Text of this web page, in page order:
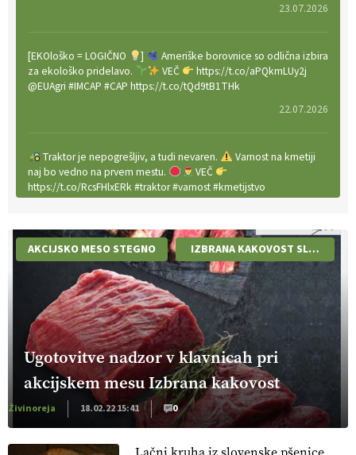
23.07.2026
[EKOloško = LOGIČNO ]
Ameriške borovnice so odlična izbira
za ekološko pridelavo.
VEČ
https://t.co/aPQkmLUy2j
@EUAgri #IMCAP #CAP https://t.co/tQd9tB1THk
22.07.2026
Traktor je nepogrešljiv, a tudi nevaren.
Varnost na kmetiji
naj bo vedno na prvem mestu.
VEČ
https://t.co/RcsFHlxERk #traktor #varnost #kmetijstvo
https://t.co/L4Er80AtXS
[EKOloško = LOGIČNO ]
Za uspešno ohranjanje travišč sta
ključna kmetijstvo
in predvsem reja travojedih živali
https://t.co/YvDmY3UNng @EUAgri #IMCAP #CAP
https://t.co/Wz0y1nUcWl
21.07.2026
[EKOloško = LOGIČNO ]
Pet-nat je vse bolj priljubljeno
naravno peneče vino, tudi v Sloveniji.
VEČ
https://t.co/9fpqD3fCrE @EUAgri #IMCAP #CAP
AKCIJSKO MESO STEGNO IZBRANA KAKOVOST SLOVENIJA
Ugotovitve nadzor v klavnicah pri
akcijskem mesu Izbrana kakovost
Živinoreja 18.02.22 15:41 0